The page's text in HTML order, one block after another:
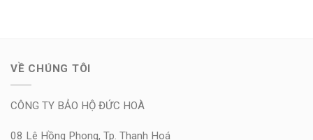
VỀ CHÚNG TÔI
CÔNG TY BẢO HỘ ĐỨC HOÀ
08 Lê Hồng Phong, Tp. Thanh Hoá